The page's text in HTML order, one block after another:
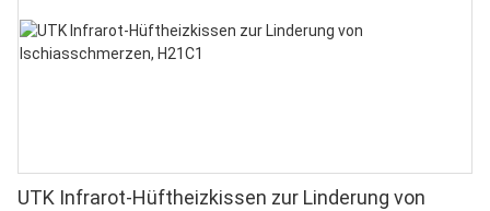
UTK Infrarot-Hüftheizkissen zur Linderung von